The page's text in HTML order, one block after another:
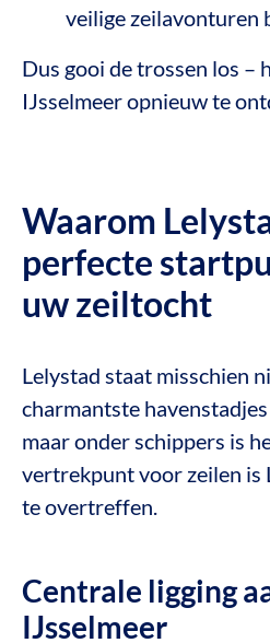
veilige zeilavonturen
Dus gooi de trossen los –
IJsselmeer opnieuw te
Waarom
perfecte
uw zeiltocht
Lelystad staat misschien
charmantste
maar onder schippers is
vertrekpunt voor zeilen is
te overtreffen.
Centrale ligging
IJsselmeer